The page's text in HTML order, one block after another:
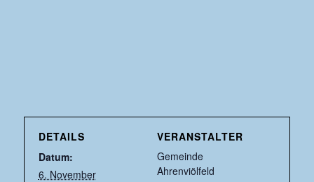
DETAILS
Datum:
6. November
VERANSTALTER
Gemeinde
Ahrenviölfeld